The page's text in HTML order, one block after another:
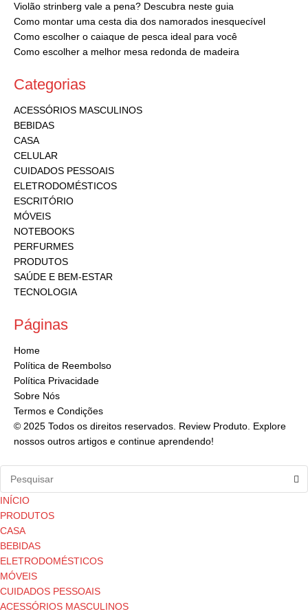
Violão strinberg vale a pena? Descubra neste guia
Como montar uma cesta dia dos namorados inesquecível
Como escolher o caiaque de pesca ideal para você
Como escolher a melhor mesa redonda de madeira
Categorias
ACESSÓRIOS MASCULINOS
BEBIDAS
CASA
CELULAR
CUIDADOS PESSOAIS
ELETRODOMÉSTICOS
ESCRITÓRIO
MÓVEIS
NOTEBOOKS
PERFURMES
PRODUTOS
SAÚDE E BEM-ESTAR
TECNOLOGIA
Páginas
Home
Política de Reembolso
Política Privacidade
Sobre Nós
Termos e Condições
© 2025 Todos os direitos reservados. Review Produto. Explore
nossos outros artigos e continue aprendendo!
INÍCIO
PRODUTOS
CASA
BEBIDAS
ELETRODOMÉSTICOS
MÓVEIS
CUIDADOS PESSOAIS
ACESSÓRIOS MASCULINOS